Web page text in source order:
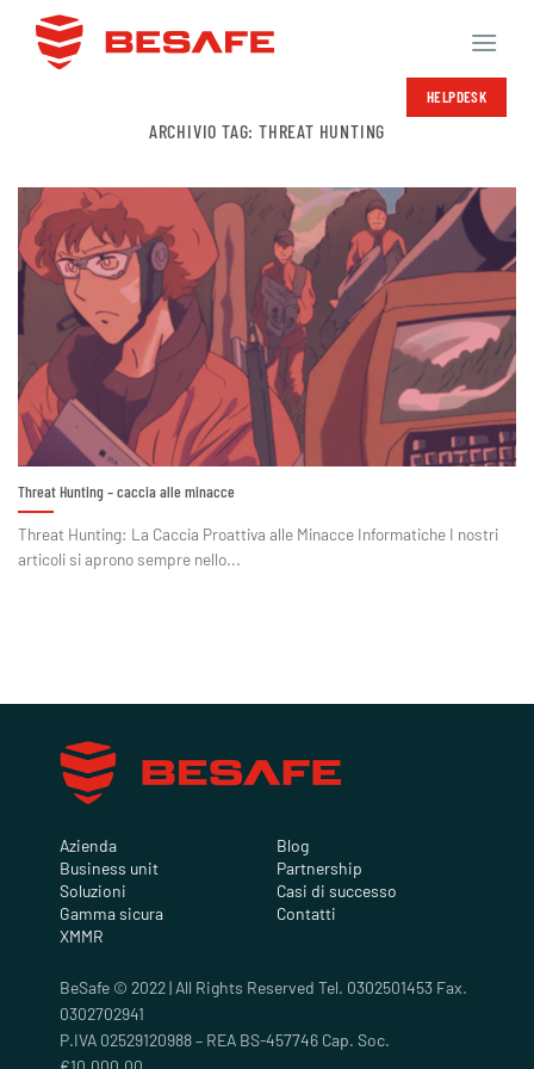
Salta
contenuti
HELPDESK
ARCHIVIO TAG: THREAT HUNTING
Threat Hunting – caccia alle minacce
Threat Hunting: La Caccia Proattiva alle Minacce Informatiche I nostri
articoli si aprono sempre nello...
Azienda
Business unit
Soluzioni
Gamma sicura
XMMR
Blog
Partnership
Casi di successo
Contatti
BeSafe © 2022 | All Rights Reserved Tel. 0302501453 Fax.
0302702941
P.IVA 02529120988 – REA BS-457746 Cap. Soc.